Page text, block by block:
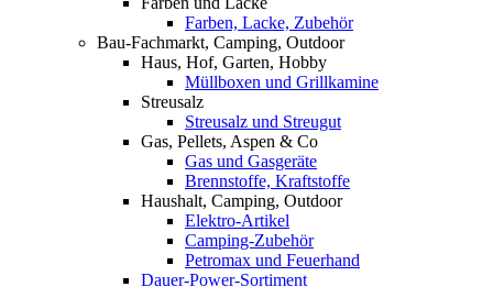
Farben, Lacke, Zubehör
Bau-Fachmarkt, Camping, Outdoor
Haus, Hof, Garten, Hobby
Müllboxen und Grillkamine
Streusalz
Streusalz und Streugut
Gas, Pellets, Aspen & Co
Gas und Gasgeräte
Brennstoffe, Kraftstoffe
Haushalt, Camping, Outdoor
Elektro-Artikel
Camping-Zubehör
Petromax und Feuerhand
Dauer-Power-Sortiment